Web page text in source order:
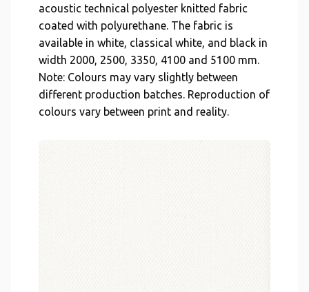
acoustic technical polyester knitted fabric
coated with polyurethane. The fabric is
available in white, classical white, and black in
width 2000, 2500, 3350, 4100 and 5100 mm.
Note: Colours may vary slightly between
different production batches. Reproduction of
colours vary between print and reality.